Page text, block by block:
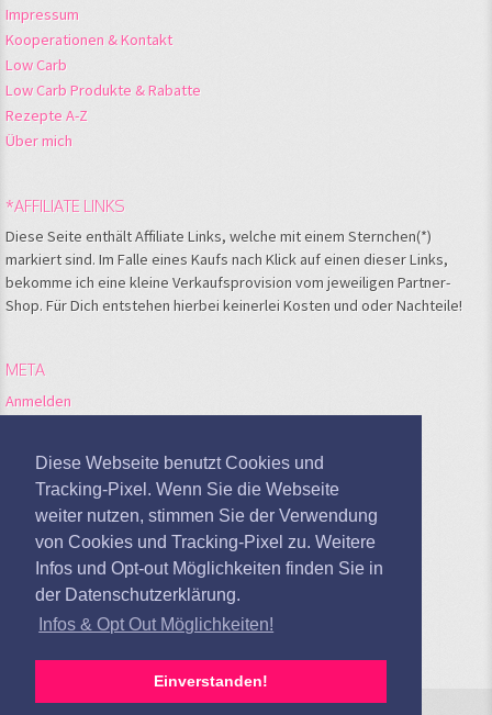
Diese Webseite benutzt Cookies und
Tracking-Pixel. Wenn Sie die Webseite
weiter nutzen, stimmen Sie der Verwendung
von Cookies und Tracking-Pixel zu. Weitere
Infos und Opt-out Möglichkeiten finden Sie in
der Datenschutzerklärung.
Infos & Opt Out Möglichkeiten!
Einverstanden!
Impressum
Kooperationen & Kontakt
Low Carb
Low Carb Produkte & Rabatte
Rezepte A-Z
Über mich
*AFFILIATE LINKS
Diese Seite enthält Affiliate Links, welche mit einem Sternchen(*)
markiert sind. Im Falle eines Kaufs nach Klick auf einen dieser Links,
bekomme ich eine kleine Verkaufsprovision vom jeweiligen Partner-
Shop. Für Dich entstehen hierbei keinerlei Kosten und oder Nachteile!
META
Anmelden
Kommentare-Feed
Google Analytics deaktivieren